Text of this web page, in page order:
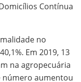
Contínua
no
Em 2019, 13
na agropecuária
número aumentou